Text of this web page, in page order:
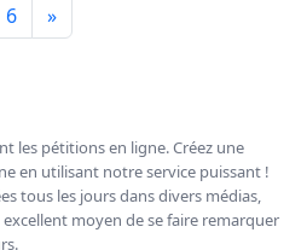
6 »
les pétitions en ligne. Créez une
en utilisant notre service puissant !
tous les jours dans divers médias,
moyen de se faire remarquer